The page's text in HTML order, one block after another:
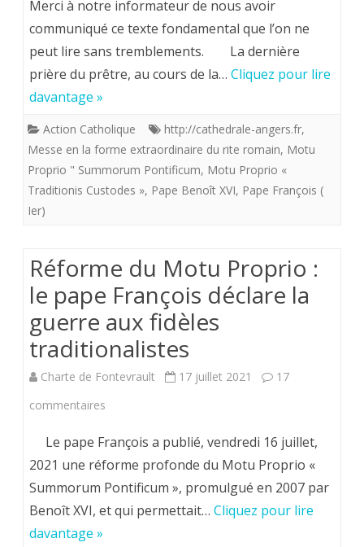
l’abbé
Guillaume
de
prêtre
de
l’Institut
Pasteur
prêtre,
au
cours
de
Merci à notre informateur de nous avoir
communiqué ce texte fondamental que l’on ne
peut lire sans tremblements. La dernière
prière du prêtre, au cours de la… Cliquez pour lire
davantage »
Action Catholique http://cathedrale-angers.fr,
Messe en la forme extraordinaire du rite romain, Motu
Proprio " Summorum Pontificum, Motu Proprio «
Traditionis Custodes », Pape Benoît XVI, Pape François (
Ier)
Réforme du Motu Proprio :
le pape François déclare la
guerre aux fidèles
traditionalistes
Charte de Fontevrault 17 juillet 2021
17
commentaires
du
Motu
Proprio
Le pape François a publié, vendredi 16 juillet,
2021 une réforme profonde du Motu Proprio «
Summorum Pontificum », promulgué en 2007 par
Benoît XVI, et qui permettait… Cliquez pour lire
davantage »